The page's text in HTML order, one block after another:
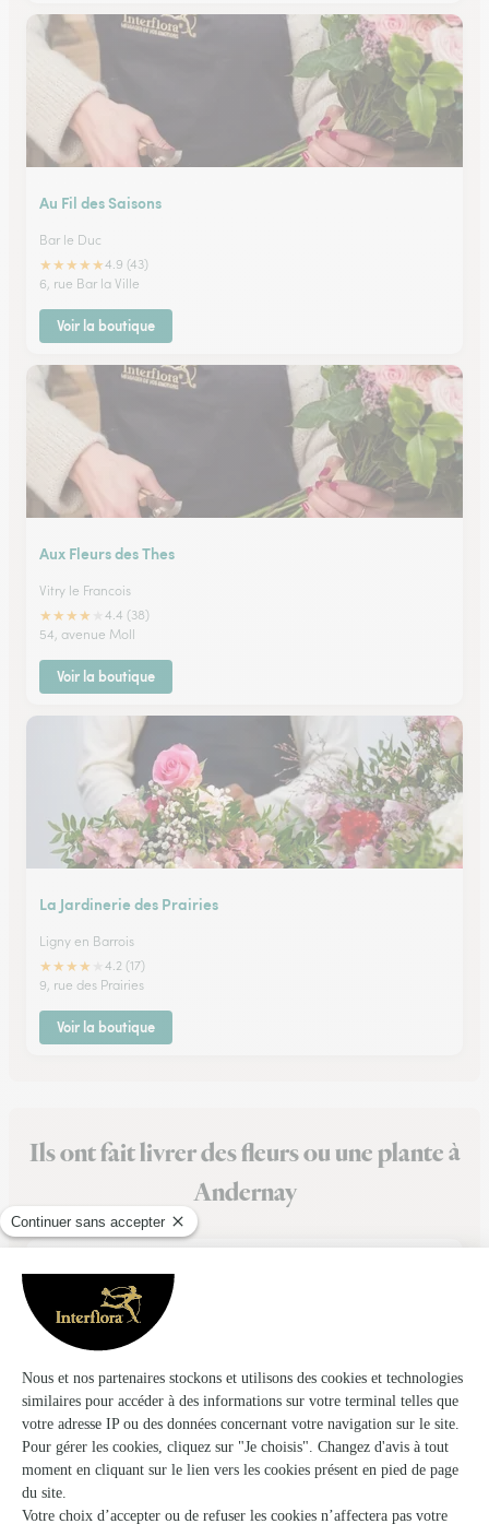
Au Fil des Saisons
Bar le Duc
★★★★★4.9 (43)
6, rue Bar la Ville
Voir la boutique
Aux Fleurs des Thes
Vitry le Francois
★★★★
4.4 (38)
54, avenue Moll
Voir la boutique
La Jardinerie des Prairies
Ligny en Barrois
★★★★
4.2 (17)
9, rue des Prairies
Voir la boutique
Ils ont fait livrer des fleurs ou une plante à
Andernay
★ ★ ★ ★ ★
facile et pratique
facile et pratique
30/01/2026
★ ★ ★ ★ ★
Delai et produit conforme à la…
Delai et produit conforme à la commande... Cependant il